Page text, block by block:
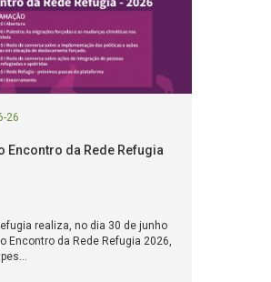
26
Encontro da Rede Refugia
realiza, no dia 30 de junho
Encontro da Rede Refugia 2026,